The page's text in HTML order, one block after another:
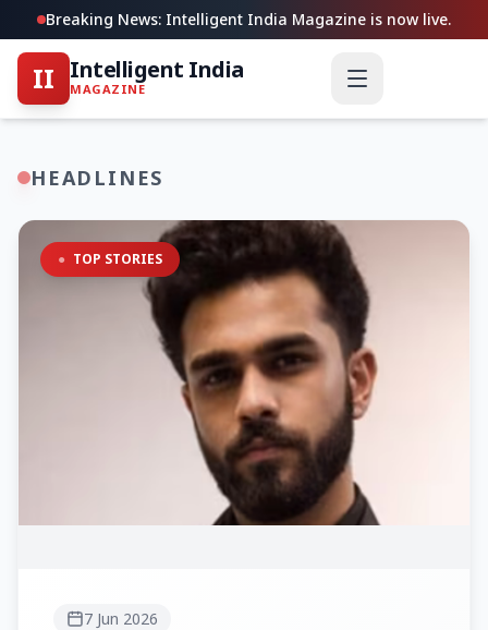
Breaking News: Intelligent India Magazine is now live.
II Intelligent India
MAGAZINE
HEADLINES
● TOP STORIES
7 Jun 2026